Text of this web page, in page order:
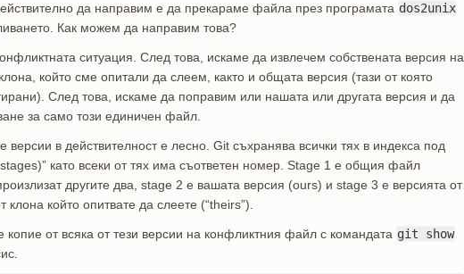
да направим е да прекараме файла през програмата dos2unix
Как можем да направим това?
ситуация. След това, искаме да извлечем собствената версия на
който сме опитали да слеем, както и общата версия (тази от която
След това, искаме да поправим или нашата или другата версия и да
за само този единичен файл.
версии в действителност е лесно. Git съхранява всички тях в индекса под
като всеки от тях има съответен номер. Stage 1 е общия файл
другите два, stage 2 е вашата версия (ours) и stage 3 е версията от
клона който опитвате да слеете (“theirs”).
копие от всяка от тези версии на конфликтния файл с командата git show